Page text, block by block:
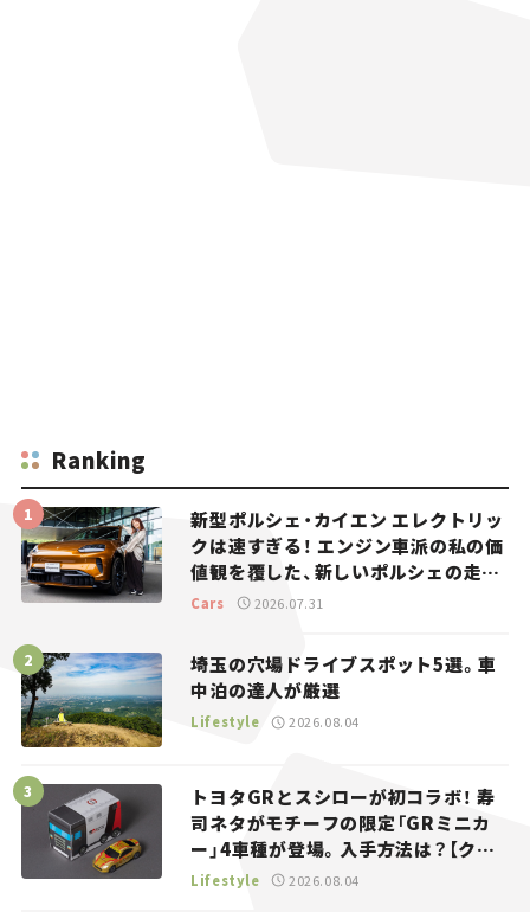
Ranking
新型ポルシェ・カイエン エレクトリッ
クは速すぎる！ エンジン車派の私の価
値観を覆した、新しいポルシェの走
り。
Cars 2026.07.31
埼玉の穴場ドライブスポット5選。車
中泊の達人が厳選
Lifestyle 2026.08.04
トヨタGRとスシローが初コラボ！ 寿
司ネタがモチーフの限定「GRミニカ
ー」4車種が登場。入手方法は？【クル
マとホビー】
Lifestyle 2026.08.04